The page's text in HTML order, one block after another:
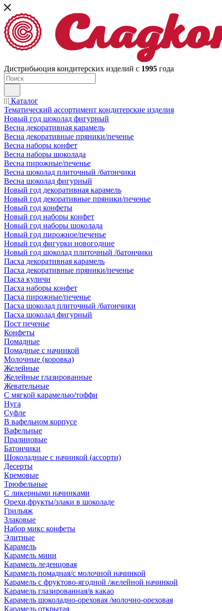
Дистрибьюция кондитерских изделий с 1995 года
Каталог
Тематический ассортимент кондитерские изделия
Новый год шоколад фигурный
Весна декоративная карамель
Весна декоративные пряники/печенье
Весна наборы конфет
Весна наборы шоколада
Весна пирожные/печенье
Весна шоколад плиточный /батончики
Весна шоколад фигурный
Новый год декоративная карамель
Новый год декоративные пряники/печенье
Новый год конфеты
Новый год наборы конфет
Новый год наборы шоколада
Новый год пирожное/печенье
Новый год фигурки новогодние
Новый год шоколад плиточный /батончики
Пасха декоративная карамель
Пасха декоративные пряники/печенье
Пасха куличи
Пасха наборы конфет
Пасха пирожные/печенье
Пасха шоколад плиточный /батончики
Пасха шоколад фигурный
Пост печенье
Конфеты
Помадные
Помадные с начинкой
Молочные (коровка)
Желейные
Желейные глазированные
Жевательные
С мягкой карамелью/тоффи
Нуга
Суфле
В вафельном корпусе
Вафельные
Пралиновые
Батончики
Шоколадные с начинкой (ассорти)
Десерты
Кремовые
Трюфельные
С ликерными начинками
Орехи,фрукты/злаки в шоколаде
Грильяж
Злаковые
Набор микс конфеты
Элитные
Карамель
Карамель мини
Карамель леденцовая
Карамель помадная/с молочной начинкой
Карамель с фруктово-ягодной /желейной начинкой
Карамель глазированная/в какао
Карамель шоколадно-ореховая /молочно-ореховая
Карамель открытая